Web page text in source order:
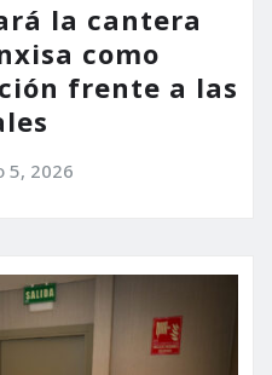
la cantera
como
frente a las
5, 2026